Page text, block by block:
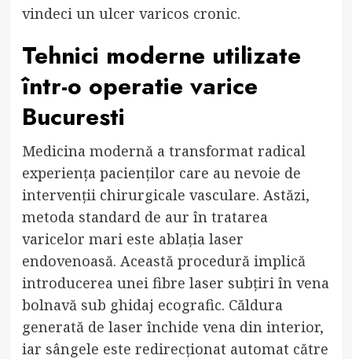
vindeci un ulcer varicos cronic.
Tehnici moderne utilizate
într-o operatie varice
Bucuresti
Medicina modernă a transformat radical
experiența pacienților care au nevoie de
intervenții chirurgicale vasculare. Astăzi,
metoda standard de aur în tratarea
varicelor mari este ablația laser
endovenoasă. Această procedură implică
introducerea unei fibre laser subțiri în vena
bolnavă sub ghidaj ecografic. Căldura
generată de laser închide vena din interior,
iar sângele este redirecționat automat către